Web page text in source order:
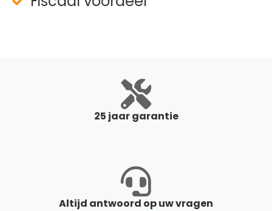
25 jaar garantie
Altijd antwoord op uw vragen